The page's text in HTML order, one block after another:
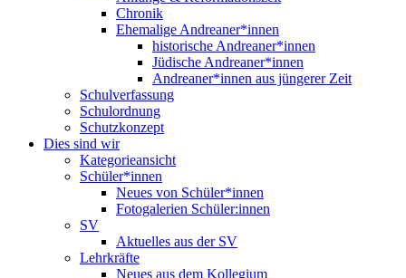
Chronik
Ehemalige Andreaner*innen
historische Andreaner*innen
Jüdische Andreaner*innen
Andreaner*innen aus jüngerer Zeit
Schulverfassung
Schulordnung
Schutzkonzept
Dies sind wir
Kategorieansicht
Schüler*innen
Neues von Schüler*innen
Fotogalerien Schüler:innen
SV
Aktuelles aus der SV
Lehrkräfte
Neues aus dem Kollegium